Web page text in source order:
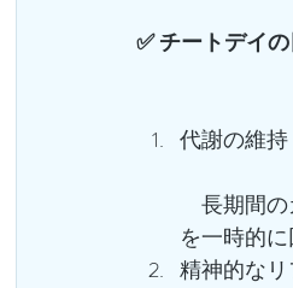
✅ チートデイ
代謝の維
長期間の
を一時的
精神的な